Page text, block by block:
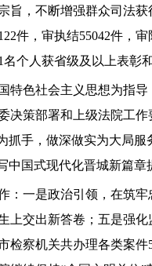
，不断增强群众司法
件，审执结55042件，
个人获省级及以上表彰
特色社会主义思想为指
策部署和上级法院工
手，做深做实为大局
国式现代化晋城新篇章
：一是政治引领，在筑
交出新答卷；五是强
察机关共办理各类案